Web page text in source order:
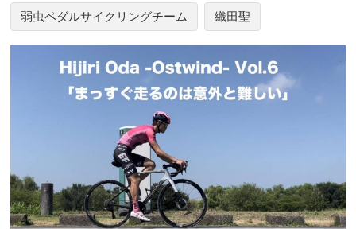
弱虫ペダルサイクリングチーム 織田聖